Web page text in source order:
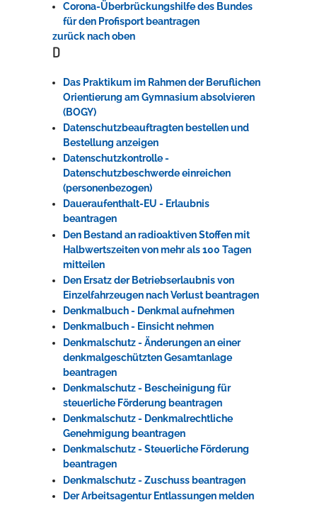
Corona-Überbrückungshilfe des Bundes
für den Profisport beantragen
zurück nach oben
D
Das Praktikum im Rahmen der Beruflichen
Orientierung am Gymnasium absolvieren
(BOGY)
Datenschutzbeauftragten bestellen und
Bestellung anzeigen
Datenschutzkontrolle -
Datenschutzbeschwerde einreichen
(personenbezogen)
Daueraufenthalt-EU - Erlaubnis
beantragen
Den Bestand an radioaktiven Stoffen mit
Halbwertszeiten von mehr als 100 Tagen
mitteilen
Den Ersatz der Betriebserlaubnis von
Einzelfahrzeugen nach Verlust beantragen
Denkmalbuch - Denkmal aufnehmen
Denkmalbuch - Einsicht nehmen
Denkmalschutz - Änderungen an einer
denkmalgeschützten Gesamtanlage
beantragen
Denkmalschutz - Bescheinigung für
steuerliche Förderung beantragen
Denkmalschutz - Denkmalrechtliche
Genehmigung beantragen
Denkmalschutz - Steuerliche Förderung
beantragen
Denkmalschutz - Zuschuss beantragen
Der Arbeitsagentur Entlassungen melden